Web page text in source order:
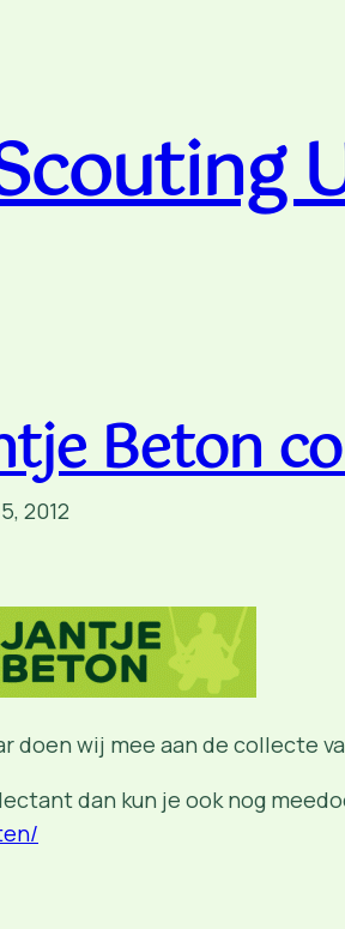
Beton
2012
doen wij mee aan de collecte
dan kun je ook nog